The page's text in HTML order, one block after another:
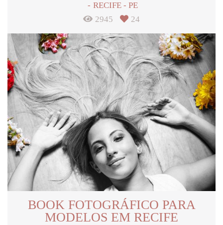
RECIFE - PE
2945
24
BOOK FOTOGRÁFICO PARA
MODELOS EM RECIFE